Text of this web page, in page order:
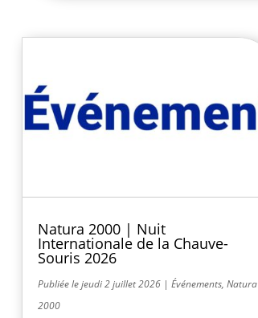
Natura 2000 | Nuit
Internationale de la Chauve-
Souris 2026
jeudi 2 juillet 2026| Événements, Natura
2000